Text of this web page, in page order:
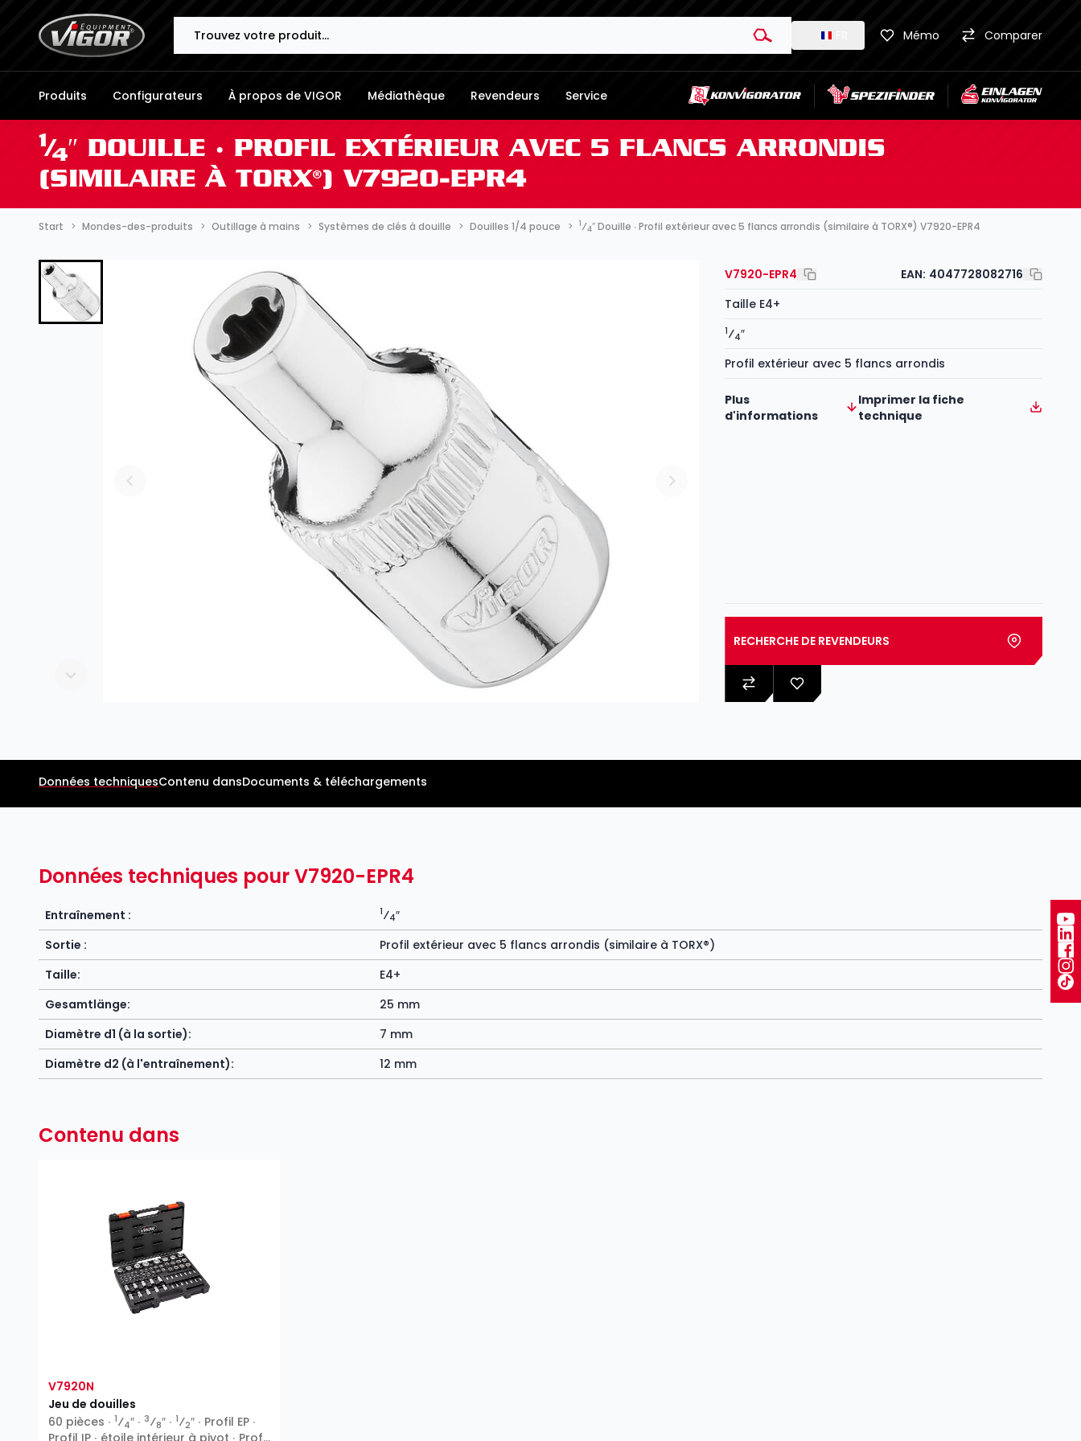
Mémo Comparer
Produits Configurateurs À propos de VIGOR Médiathèque Revendeurs Service
1⁄4″ DOUILLE ∙ PROFIL EXTÉRIEUR AVEC 5 FLANCS ARRONDIS
(SIMILAIRE À TORX®) V7920-EPR4
Start Mondes-des-produits Outillage à mains Systèmes de clés à douille Douilles 1/4 pouce 1⁄4″ Douille ∙ Profil extérieur avec 5 flancs arrondis (similaire à TORX®) V7920-EPR4
V7920-EPR4 EAN: 4047728082716
Taille E4+
1⁄4″
Profil extérieur avec 5 flancs arrondis
Plus
d'informations
Imprimer la fiche
technique
RECHERCHE DE REVENDEURS
Données techniquesContenu dansDocuments & téléchargements
Données techniques pour V7920-EPR4
Entraînement : 1⁄4″
Sortie :
Profil extérieur avec 5 flancs arrondis (similaire à TORX®)
Taille:
E4+
Gesamtlänge:
25 mm
Diamètre d1 (à la sortie):
7 mm
Diamètre d2 (à l'entraînement):
12 mm
Contenu dans
V7920N
Jeu de douilles
60 pièces ∙ 1⁄4″ ∙ 3⁄8″ ∙ 1⁄2″ ∙ Profil EP ∙